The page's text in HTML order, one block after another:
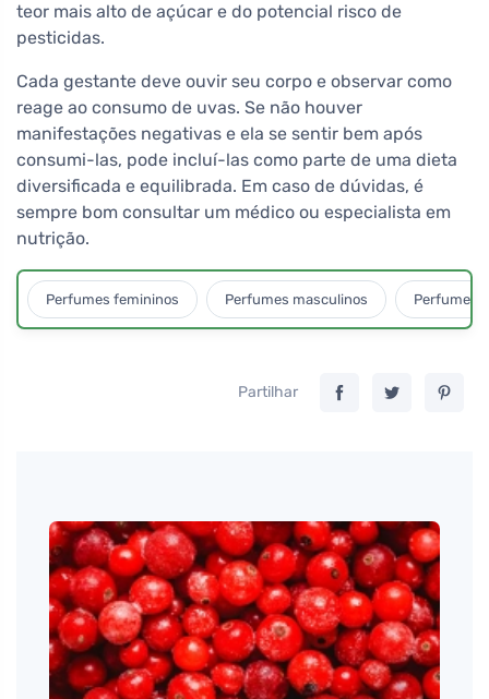
teor mais alto de açúcar e do potencial risco de
pesticidas.
Cada gestante deve ouvir seu corpo e observar como
reage ao consumo de uvas. Se não houver
manifestações negativas e ela se sentir bem após
consumi-las, pode incluí-las como parte de uma dieta
diversificada e equilibrada. Em caso de dúvidas, é
sempre bom consultar um médico ou especialista em
nutrição.
Perfumes femininos Perfumes masculinos Perfumes
Partilhar